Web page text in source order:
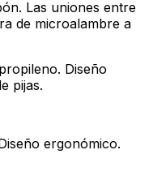
Las uniones entre
de microalambre a
Diseño
pijas.
ergonómico.